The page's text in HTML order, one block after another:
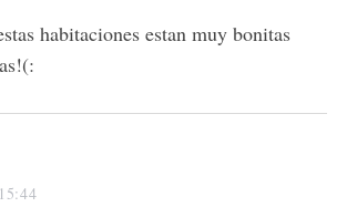
habitaciones estan muy bonitas